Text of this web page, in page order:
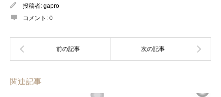
投稿者: gapro
コメント: 0
関連記事